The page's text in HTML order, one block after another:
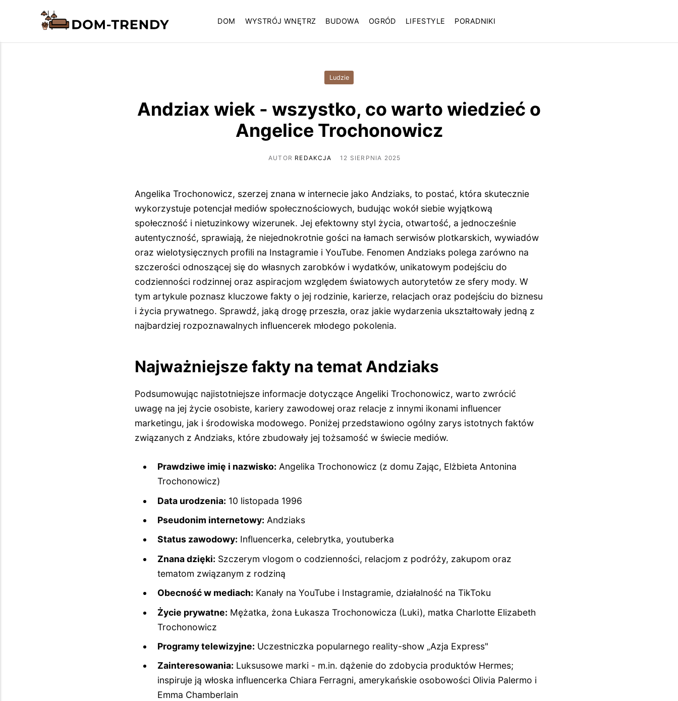
DOM WYSTRÓJ WNĘTRZ BUDOWA OGRÓD LIFESTYLE PORADNIKI
Ludzie
Andziax wiek - wszystko, co warto wiedzieć o
Angelice Trochonowicz
AUTOR REDAKCJA 12 SIERPNIA 2025
Angelika Trochonowicz, szerzej znana w internecie jako Andziaks, to postać, która skutecznie
wykorzystuje potencjał mediów społecznościowych, budując wokół siebie wyjątkową
społeczność i nietuzinkowy wizerunek. Jej efektowny styl życia, otwartość, a jednocześnie
autentyczność, sprawiają, że niejednokrotnie gości na łamach serwisów plotkarskich, wywiadów
oraz wielotysięcznych profili na Instagramie i YouTube. Fenomen Andziaks polega zarówno na
szczerości odnoszącej się do własnych zarobków i wydatków, unikatowym podejściu do
codzienności rodzinnej oraz aspiracjom względem światowych autorytetów ze sfery mody. W
tym artykule poznasz kluczowe fakty o jej rodzinie, karierze, relacjach oraz podejściu do biznesu
i życia prywatnego. Sprawdź, jaką drogę przeszła, oraz jakie wydarzenia ukształtowały jedną z
najbardziej rozpoznawalnych influencerek młodego pokolenia.
Najważniejsze fakty na temat Andziaks
Podsumowując najistotniejsze informacje dotyczące Angeliki Trochonowicz, warto zwrócić
uwagę na jej życie osobiste, kariery zawodowej oraz relacje z innymi ikonami influencer
marketingu, jak i środowiska modowego. Poniżej przedstawiono ogólny zarys istotnych faktów
związanych z Andziaks, które zbudowały jej tożsamość w świecie mediów.
Prawdziwe imię i nazwisko: Angelika Trochonowicz (z domu Zając, Elżbieta Antonina
Trochonowicz)
Data urodzenia: 10 listopada 1996
Pseudonim internetowy: Andziaks
Status zawodowy: Influencerka, celebrytka, youtuberka
Znana dzięki: Szczerym vlogom o codzienności, relacjom z podróży, zakupom oraz
tematom związanym z rodziną
Obecność w mediach: Kanały na YouTube i Instagramie, działalność na TikToku
Życie prywatne: Mężatka, żona Łukasza Trochonowicza (Luki), matka Charlotte Elizabeth
Trochonowicz
Programy telewizyjne: Uczestniczka popularnego reality-show „Azja Express"
Zainteresowania: Luksusowe marki - m.in. dążenie do zdobycia produktów Hermes;
inspiruje ją włoska influencerka Chiara Ferragni, amerykańskie osobowości Olivia Palermo i
Emma Chamberlain